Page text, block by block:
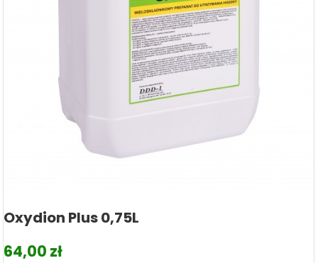
Oxydion Plus 0,75L
64,00 zł